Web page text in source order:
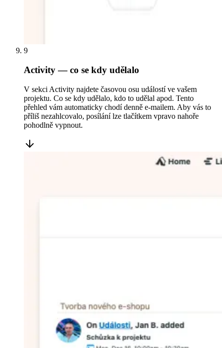
9
Activity — co se kdy udělalo
V sekci Activity najdete časovou osu událostí ve vašem
projektu. Co se kdy udělalo, kdo to udělal apod. Tento
přehled vám automaticky chodí denně e-mailem. Aby vás to
příliš nezahlcovalo, posílání lze tlačítkem vpravo nahoře
pohodlně vypnout.